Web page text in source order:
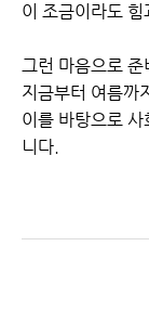
이 조금이라도
그런 마음으로
지금부터 여름까
이를 바탕으로
니다.